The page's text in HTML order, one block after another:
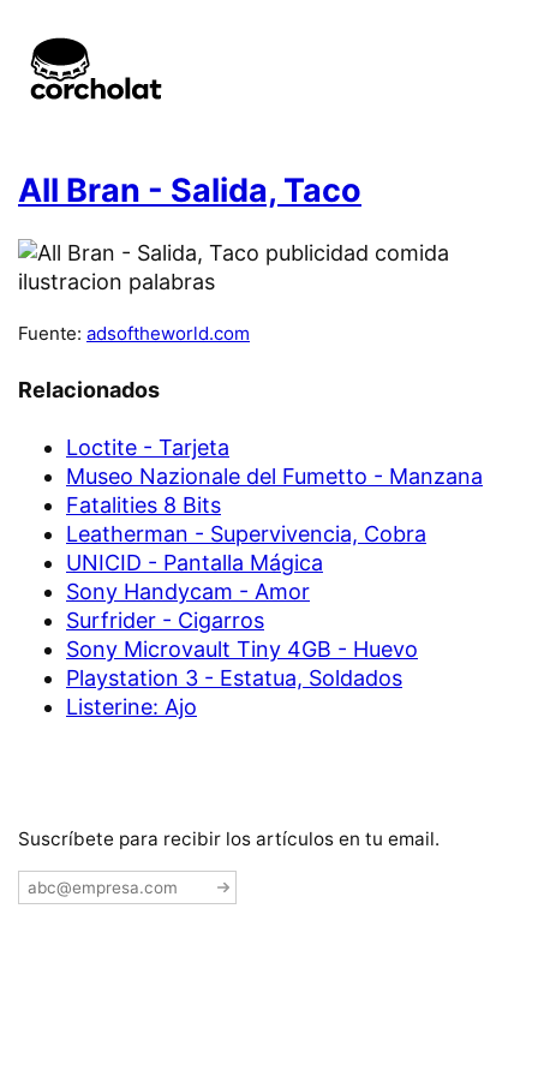
All Bran - Salida, Taco
Fuente: adsoftheworld.com
Relacionados
Loctite - Tarjeta
Museo Nazionale del Fumetto - Manzana
Fatalities 8 Bits
Leatherman - Supervivencia, Cobra
UNICID - Pantalla Mágica
Sony Handycam - Amor
Surfrider - Cigarros
Sony Microvault Tiny 4GB - Huevo
Playstation 3 - Estatua, Soldados
Listerine: Ajo
Suscríbete para recibir los artículos en tu email.